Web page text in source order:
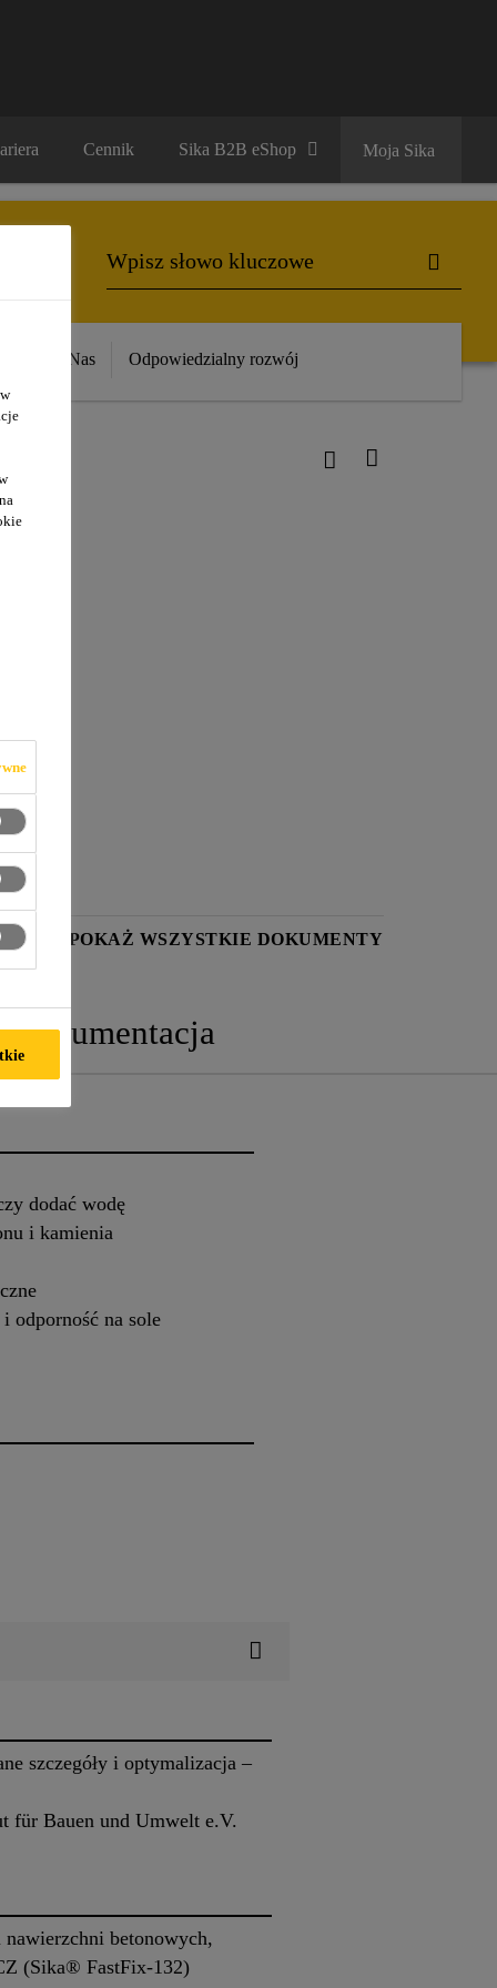
Cennik Sika B2B eShop Moja Sika
O Nas Odpowiedzialny rozwój
POKAŻ WSZYSTKIE DOKUMENTY
Dokumentacja
dodać wodę
i kamienia
odporność na sole
szczegóły i optymalizacja –
für Bauen und Umwelt e.V.
betonowych,
(Sika® FastFix-132)